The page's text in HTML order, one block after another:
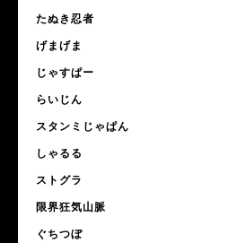
たぬき忍者
げまげま
じゃすぱー
らいじん
スタンミじゃぱん
しゃるる
ストグラ
限界狂気山脈
ぐちつぼ